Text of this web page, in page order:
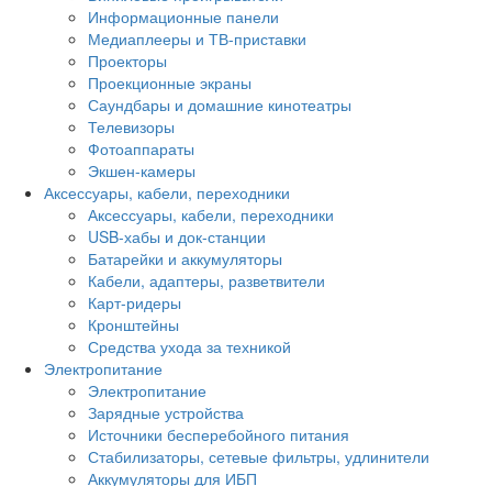
Информационные панели
Медиаплееры и ТВ-приставки
Проекторы
Проекционные экраны
Саундбары и домашние кинотеатры
Телевизоры
Фотоаппараты
Экшен-камеры
Аксессуары, кабели, переходники
Аксессуары, кабели, переходники
USB-хабы и док-станции
Батарейки и аккумуляторы
Кабели, адаптеры, разветвители
Карт-ридеры
Кронштейны
Средства ухода за техникой
Электропитание
Электропитание
Зарядные устройства
Источники бесперебойного питания
Стабилизаторы, сетевые фильтры, удлинители
Аккумуляторы для ИБП